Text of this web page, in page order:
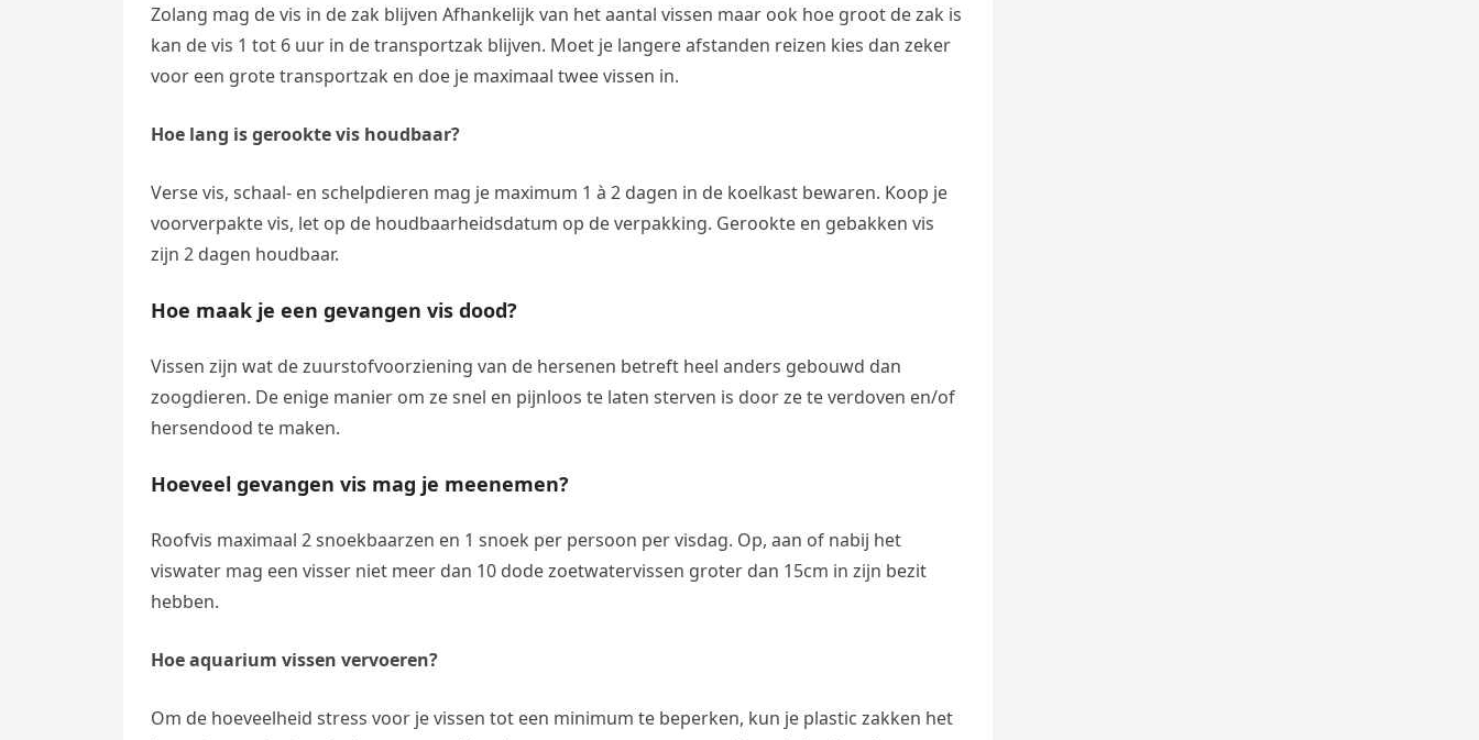
Zolang mag de vis in de zak blijven Afhankelijk van het aantal vissen maar ook hoe groot de zak is
kan de vis 1 tot 6 uur in de transportzak blijven. Moet je langere afstanden reizen kies dan zeker
voor een grote transportzak en doe je maximaal twee vissen in.
Hoe lang is gerookte vis houdbaar?
Verse vis, schaal- en schelpdieren mag je maximum 1 à 2 dagen in de koelkast bewaren. Koop je
voorverpakte vis, let op de houdbaarheidsdatum op de verpakking. Gerookte en gebakken vis
zijn 2 dagen houdbaar.
Hoe maak je een gevangen vis dood?
Vissen zijn wat de zuurstofvoorziening van de hersenen betreft heel anders gebouwd dan
zoogdieren. De enige manier om ze snel en pijnloos te laten sterven is door ze te verdoven en/of
hersendood te maken.
Hoeveel gevangen vis mag je meenemen?
Roofvis maximaal 2 snoekbaarzen en 1 snoek per persoon per visdag. Op, aan of nabij het
viswater mag een visser niet meer dan 10 dode zoetwatervissen groter dan 15cm in zijn bezit
hebben.
Hoe aquarium vissen vervoeren?
Om de hoeveelheid stress voor je vissen tot een minimum te beperken, kun je plastic zakken het